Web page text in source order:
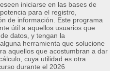
iniciarse en las bases de
para el registro,
de información. Este programa
útil a aquellos usuarios que
datos, y tengan la
herramienta que solucione
aquellos que acostumbran a dar
cuya utilidad es otra
durante el 2026